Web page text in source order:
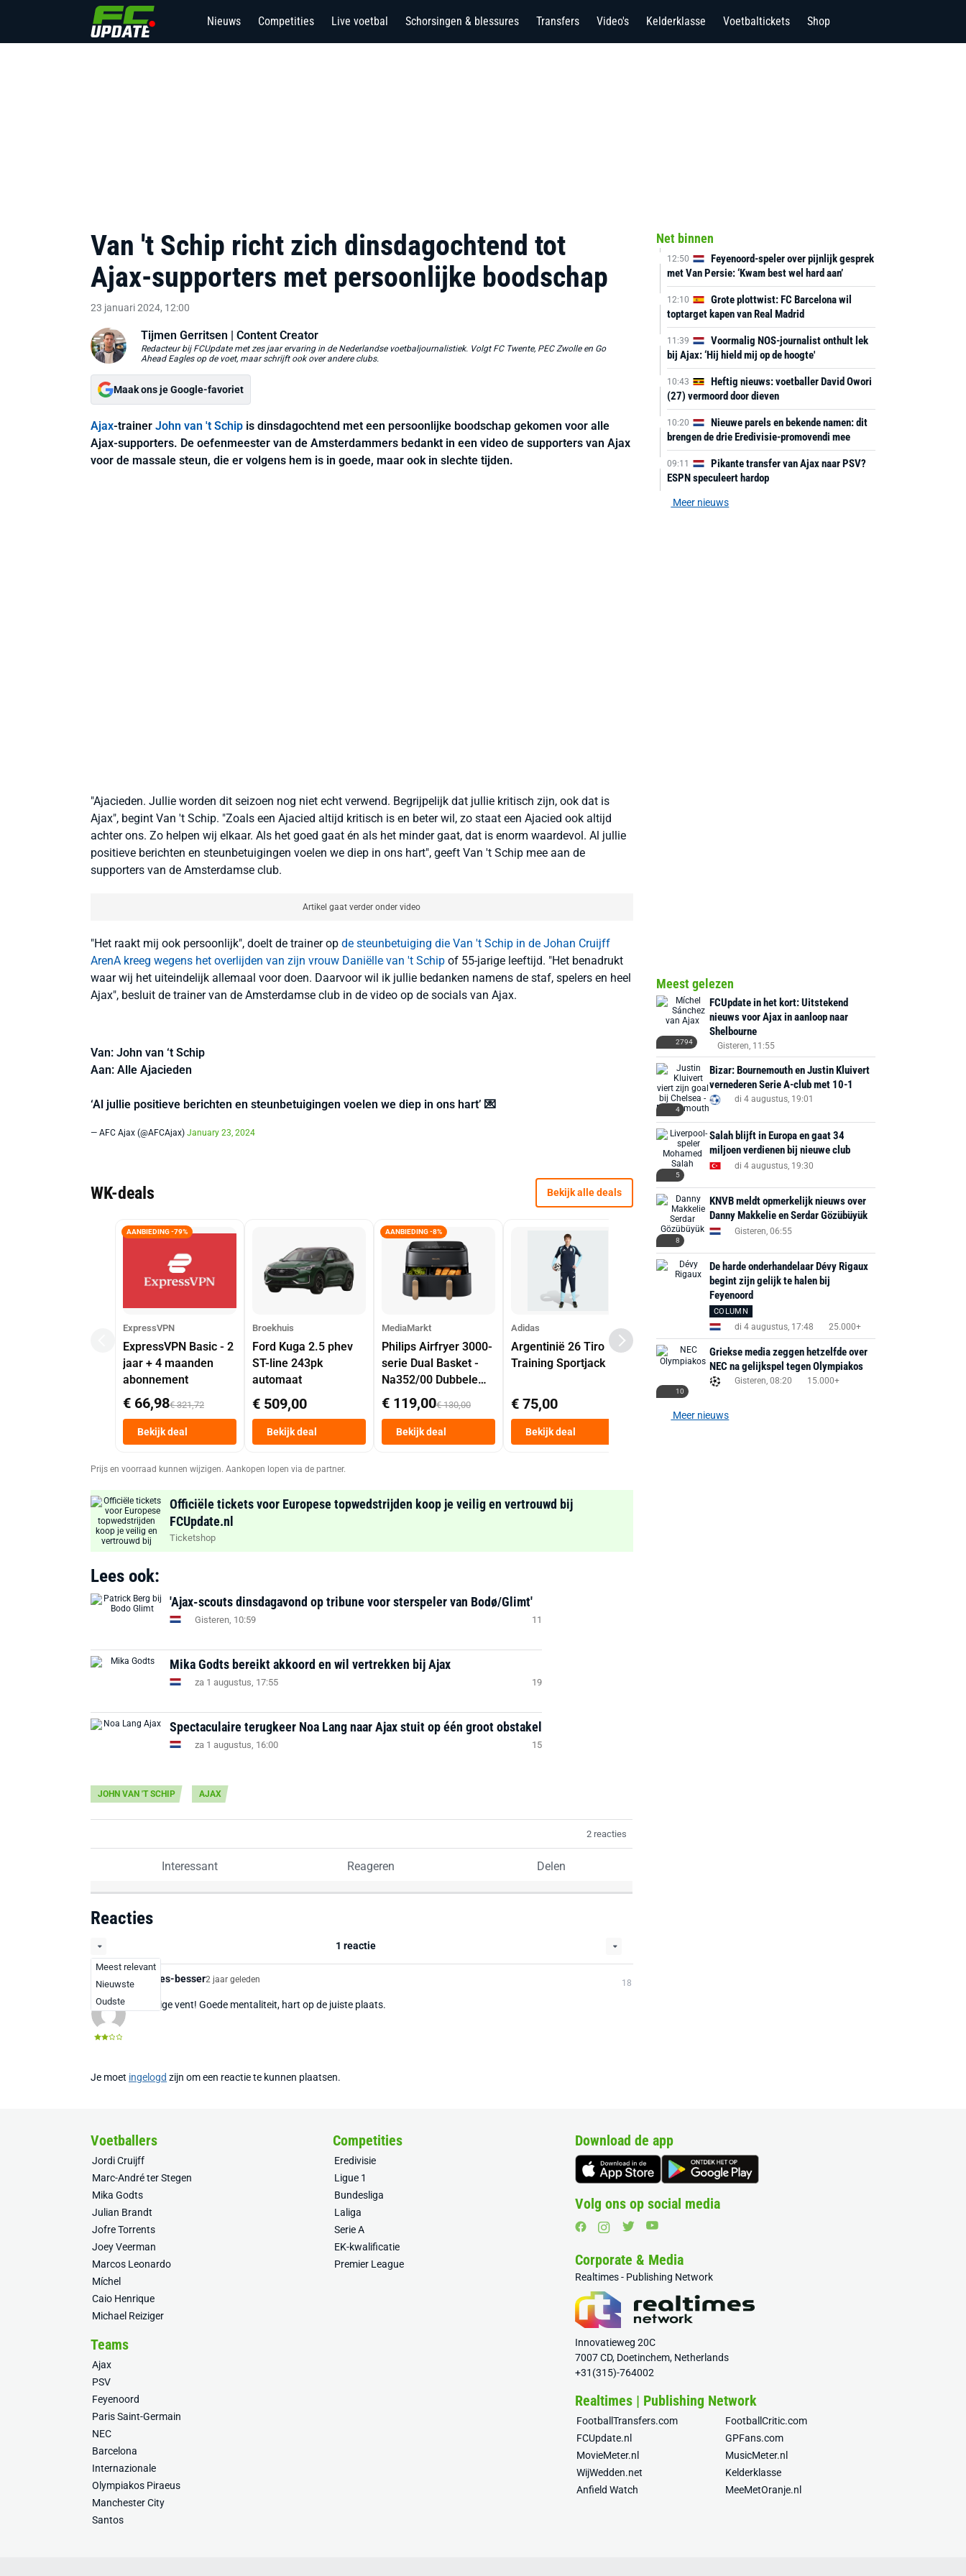
Nieuws Competities Live voetbal Schorsingen & blessures Transfers Video's Kelderklasse Voetbaltickets Shop
Van 't Schip richt zich dinsdagochtend tot
Ajax-supporters met persoonlijke boodschap
23 januari 2024, 12:00
Tijmen Gerritsen | Content Creator
Redacteur bij FCUpdate met zes jaar ervaring in de Nederlandse voetbaljournalistiek. Volgt FC Twente, PEC Zwolle en Go
Ahead Eagles op de voet, maar schrijft ook over andere clubs.
Maak ons je Google-favoriet
Ajax-trainer John van 't Schip is dinsdagochtend met een persoonlijke boodschap gekomen voor alle
Ajax-supporters. De oefenmeester van de Amsterdammers bedankt in een video de supporters van Ajax
voor de massale steun, die er volgens hem is in goede, maar ook in slechte tijden.
"Ajacieden. Jullie worden dit seizoen nog niet echt verwend. Begrijpelijk dat jullie kritisch zijn, ook dat is
Ajax", begint Van 't Schip. "Zoals een Ajacied altijd kritisch is en beter wil, zo staat een Ajacied ook altijd
achter ons. Zo helpen wij elkaar. Als het goed gaat én als het minder gaat, dat is enorm waardevol. Al jullie
positieve berichten en steunbetuigingen voelen we diep in ons hart", geeft Van 't Schip mee aan de
supporters van de Amsterdamse club.
Artikel gaat verder onder video
"Het raakt mij ook persoonlijk", doelt de trainer op de steunbetuiging die Van 't Schip in de Johan Cruijff
ArenA kreeg wegens het overlijden van zijn vrouw Daniëlle van 't Schip of 55-jarige leeftijd. "Het benadrukt
waar wij het uiteindelijk allemaal voor doen. Daarvoor wil ik jullie bedanken namens de staf, spelers en heel
Ajax", besluit de trainer van de Amsterdamse club in de video op de socials van Ajax.
Van: John van ‘t Schip
Aan: Alle Ajacieden
‘Al jullie positieve berichten en steunbetuigingen voelen we diep in ons hart’ 💌
— AFC Ajax (@AFCAjax) January 23, 2024
WK-deals Bekijk alle deals
AANBIEDING -79%
ExpressVPN
ExpressVPN Basic - 2
jaar + 4 maanden
abonnement
€ 66,98€ 321,72
Bekijk deal
Broekhuis
Ford Kuga 2.5 phev
ST-line 243pk
automaat
€ 509,00
Bekijk deal
AANBIEDING -8%
MediaMarkt
Philips Airfryer 3000-
serie Dual Basket -
Na352/00 Dubbele
Mand 9 L Tot 6
Personen
Heteluchtfriteuse
Zwart
€ 119,00€ 130,00
Bekijk deal
Adidas
Argentinië 26 Tiro
Training Sportjack
€ 75,00
Bekijk deal
EA Sports FC 26 -
PlayStation 5
€ 29,99
AANBIEDING -40%
Adidas
F50 Messi Elite Firm
Ground Boots Kids
Prijs en voorraad kunnen wijzigen. Aankopen lopen via de partner.
Officiële tickets voor Europese topwedstrijden koop je veilig en vertrouwd bij
FCUpdate.nl
Ticketshop
Lees ook:
'Ajax-scouts dinsdagavond op tribune voor sterspeler van Bodø/Glimt'
Gisteren, 10:59 11
Mika Godts bereikt akkoord en wil vertrekken bij Ajax
za 1 augustus, 17:55 19
Spectaculaire terugkeer Noa Lang naar Ajax stuit op één groot obstakel
za 1 augustus, 16:00 15
JOHN VAN 'T SCHIP AJAX
2 reacties
Interessant Reageren Delen
Reacties
Meest relevant
Nieuwste
Oudste
1 reactie
Bei-uns-ist-alles-besser2 jaar geleden 18
Geweldige vent! Goede mentaliteit, hart op de juiste plaats.
Je moet ingelogd zijn om een reactie te kunnen plaatsen.
Net binnen
12:50
Feyenoord-speler over pijnlijk gesprek
met Van Persie: ‘Kwam best wel hard aan’
12:10
Grote plottwist: FC Barcelona wil
toptarget kapen van Real Madrid
11:39
Voormalig NOS-journalist onthult lek
bij Ajax: ‘Hij hield mij op de hoogte'
10:43
Heftig nieuws: voetballer David Owori
(27) vermoord door dieven
10:20
Nieuwe parels en bekende namen: dit
brengen de drie Eredivisie-promovendi mee
09:11
Pikante transfer van Ajax naar PSV?
ESPN speculeert hardop
Meer nieuws
Meest gelezen
2794
FCUpdate in het kort: Uitstekend
nieuws voor Ajax in aanloop naar
Shelbourne
Gisteren, 11:55
4
Bizar: Bournemouth en Justin Kluivert
vernederen Serie A-club met 10-1
di 4 augustus, 19:01
5
Salah blijft in Europa en gaat 34
miljoen verdienen bij nieuwe club
di 4 augustus, 19:30
8
KNVB meldt opmerkelijk nieuws over
Danny Makkelie en Serdar Gözübüyük
Gisteren, 06:55
De harde onderhandelaar Dévy Rigaux
begint zijn gelijk te halen bij
Feyenoord
COLUMN
di 4 augustus, 17:48 25.000+
10
Griekse media zeggen hetzelfde over
NEC na gelijkspel tegen Olympiakos
Gisteren, 08:20 15.000+
Meer nieuws
Voetballers
Jordi Cruijff
Marc-André ter Stegen
Mika Godts
Julian Brandt
Jofre Torrents
Joey Veerman
Marcos Leonardo
Míchel
Caio Henrique
Michael Reiziger
Competities
Eredivisie
Ligue 1
Bundesliga
Laliga
Serie A
EK-kwalificatie
Premier League
Teams
Ajax
PSV
Feyenoord
Paris Saint-Germain
NEC
Barcelona
Internazionale
Olympiakos Piraeus
Manchester City
Santos
Download de app
Volg ons op social media
Corporate & Media
Realtimes - Publishing Network
Innovatieweg 20C
7007 CD, Doetinchem, Netherlands
+31(315)-764002
Realtimes | Publishing Network
FootballTransfers.com
FootballCritic.com
FCUpdate.nl
GPFans.com
MovieMeter.nl
MusicMeter.nl
WijWedden.net
Kelderklasse
Anfield Watch
MeeMetOranje.nl